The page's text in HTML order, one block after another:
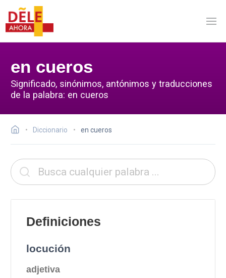
en cueros
Significado, sinónimos, antónimos y traducciones
de la palabra: en cueros
Diccionario en cueros
Definiciones
locución
adjetiva